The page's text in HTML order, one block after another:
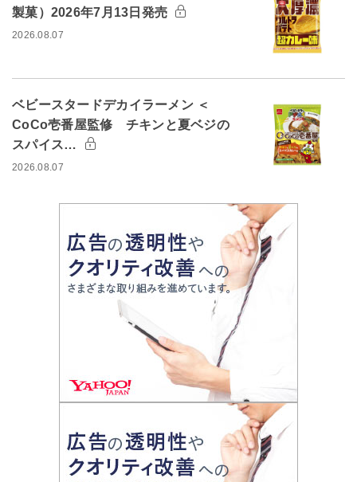
製菓）2026年7月13日発売
2026.08.07
ベビースタードデカイラーメン ＜
CoCo壱番屋監修 チキンと夏ベジの
スパイス…
2026.08.07